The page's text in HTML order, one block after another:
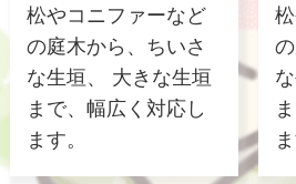
松やコニファーなど
の庭木から、ちいさ
な生垣、 大きな生垣
まで、幅広く対応し
ます。